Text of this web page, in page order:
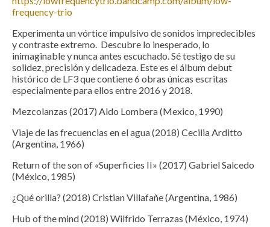
frequency-trio
Experimenta un vórtice impulsivo de sonidos impredecibles
y contraste extremo. Descubre lo inesperado, lo
inimaginable y nunca antes escuchado. Sé testigo de su
solidez, precisión y delicadeza. Este es el álbum debut
histórico de LF3 que contiene 6 obras únicas escritas
especialmente para ellos entre 2016 y 2018.
Mezcolanzas (2017) Aldo Lombera (Mexico, 1990)
Viaje de las frecuencias en el agua (2018) Cecilia Arditto
(Argentina, 1966)
Return of the son of «Superficies II» (2017) Gabriel Salcedo
(México, 1985)
¿Qué orilla? (2018) Cristian Villafañe (Argentina, 1986)
Hub of the mind (2018) Wilfrido Terrazas (México, 1974)